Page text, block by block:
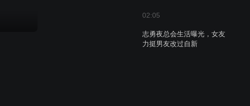
02:05
志勇夜总会生活曝光，女友
力挺男友改过自新